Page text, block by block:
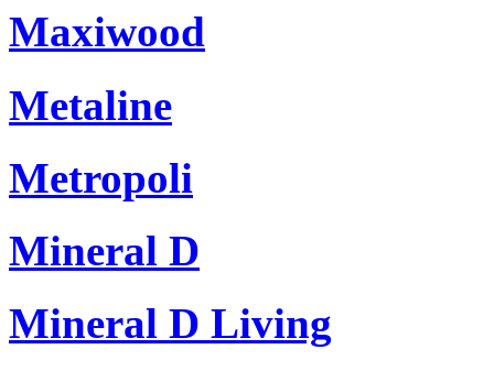
Maxiwood
Metaline
Metropoli
Mineral D
Mineral D Living